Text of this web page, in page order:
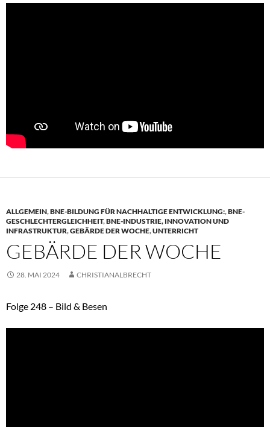
ALLGEMEIN,BNE-BILDUNG FÜR NACHHALTIGE ENTWICKLUNG:,BNE-
GESCHLECHTERGLEICHHEIT,BNE-INDUSTRIE, INNOVATION UND
INFRASTRUKTUR,GEBÄRDE DER WOCHE,UNTERRICHT
GEBÄRDE DER WOCHE
28. MAI 2024 CHRISTIANALBRECHT
Folge 248 – Bild & Besen